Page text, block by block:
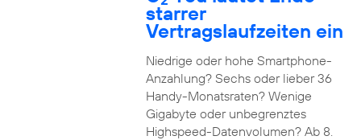
starrer
Vertragslaufzeiten ein
Niedrige oder hohe Smartphone-
Anzahlung? Sechs oder lieber 36
Handy-Monatsraten? Wenige
Gigabyte oder unbegrenztes
Highspeed-Datenvolumen? Ab 8.